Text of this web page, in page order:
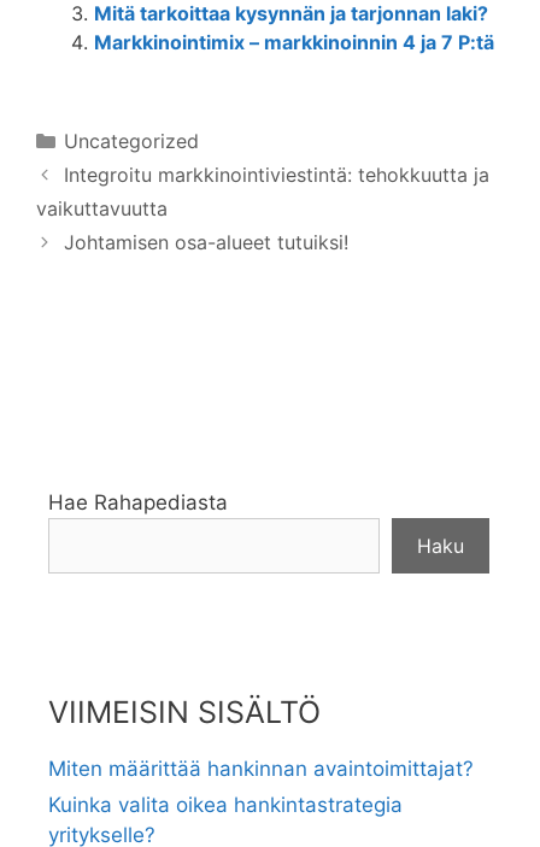
Mitä tarkoittaa kysynnän ja tarjonnan laki?
Markkinointimix – markkinoinnin 4 ja 7 P:tä
Kategoriat
Uncategorized
Integroitu markkinointiviestintä: tehokkuutta ja
vaikuttavuutta
Johtamisen osa-alueet tutuiksi!
Hae Rahapediasta
Haku
VIIMEISIN SISÄLTÖ
Miten määrittää hankinnan avaintoimittajat?
Kuinka valita oikea hankintastrategia
yritykselle?